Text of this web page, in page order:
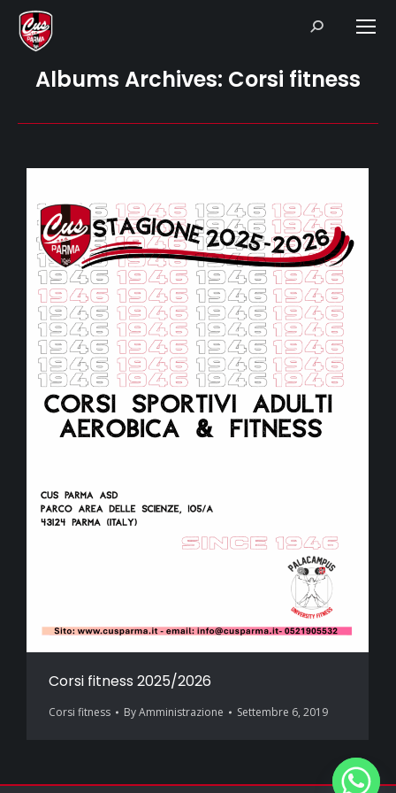
Search:
Albums Archives: Corsi fitness
Corsi fitness 2025/2026
Corsi fitness ByAmministrazione Settembre 6, 2019